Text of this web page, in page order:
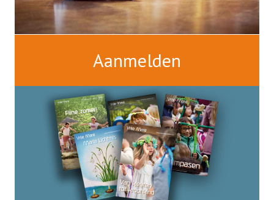
Lees alles over de aanmeldprocedure van
Vrijeschool Almere. Kom ook naar de
informatieochtenden voor meer
informatie.
Aanmelden